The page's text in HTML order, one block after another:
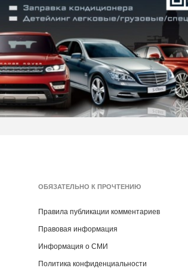
ОБЯЗАТЕЛЬНО К ПРОЧТЕНИЮ
Правила публикации комментариев
Правовая информация
Информация о СМИ
Политика конфиденциальности